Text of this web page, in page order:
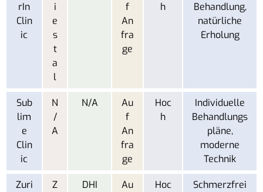
rIn
Clin
ic
i
e
s
t
a
l
f
An
fra
ge
h
Behandlung,
natürliche
Erholung
Sub
lim
e
Clin
ic
N
/
A
N/A
Au
f
An
fra
ge
Hoc
h
Individuelle
Behandlungs
pläne,
moderne
Technik
Zuri
Z
DHI
Au
Hoc
Schmerzfrei